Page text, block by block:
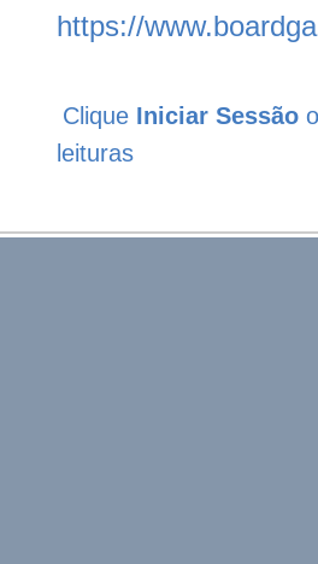
https://
Clique Iniciar Sessão
leituras